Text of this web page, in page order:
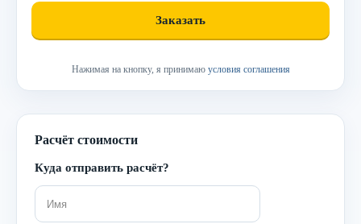
Нажимая на кнопку, я принимаю условия соглашения
Расчёт стоимости
Куда отправить расчёт?